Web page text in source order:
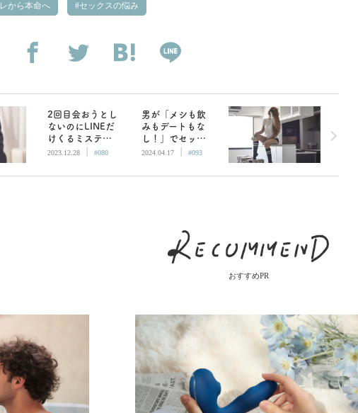
から本命へ セックスの悩み
2回目会おうとし
ないのにLINEだ
けくるミステリ
ー！しょーもな
2023.12.28 | #080
男が「メシも飲
みもデートもな
し！」でセック
スだけする理由
2024.04.17 | #093
おすすめPR